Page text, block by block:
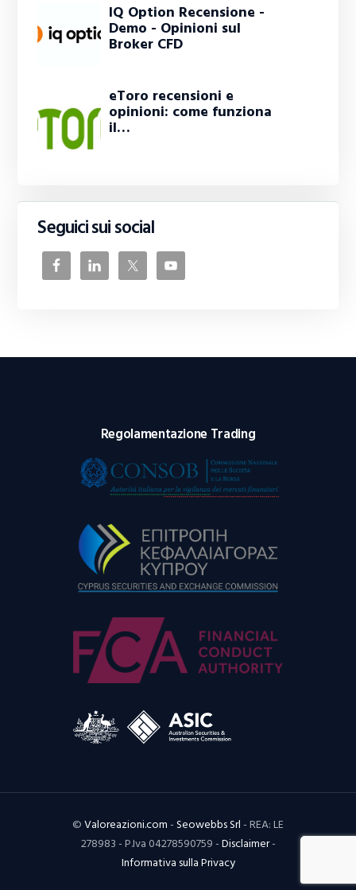
IQ Option Recensione -
Demo - Opinioni sul
Broker CFD
eToro recensioni e
opinioni: come funziona
il…
Seguici sui social
Regolamentazione Trading
©Valoreazioni.com-Seowebbs Srl- REA: LE
278983 - P.Iva 04278590759 -Disclaimer-
Informativa sulla Privacy